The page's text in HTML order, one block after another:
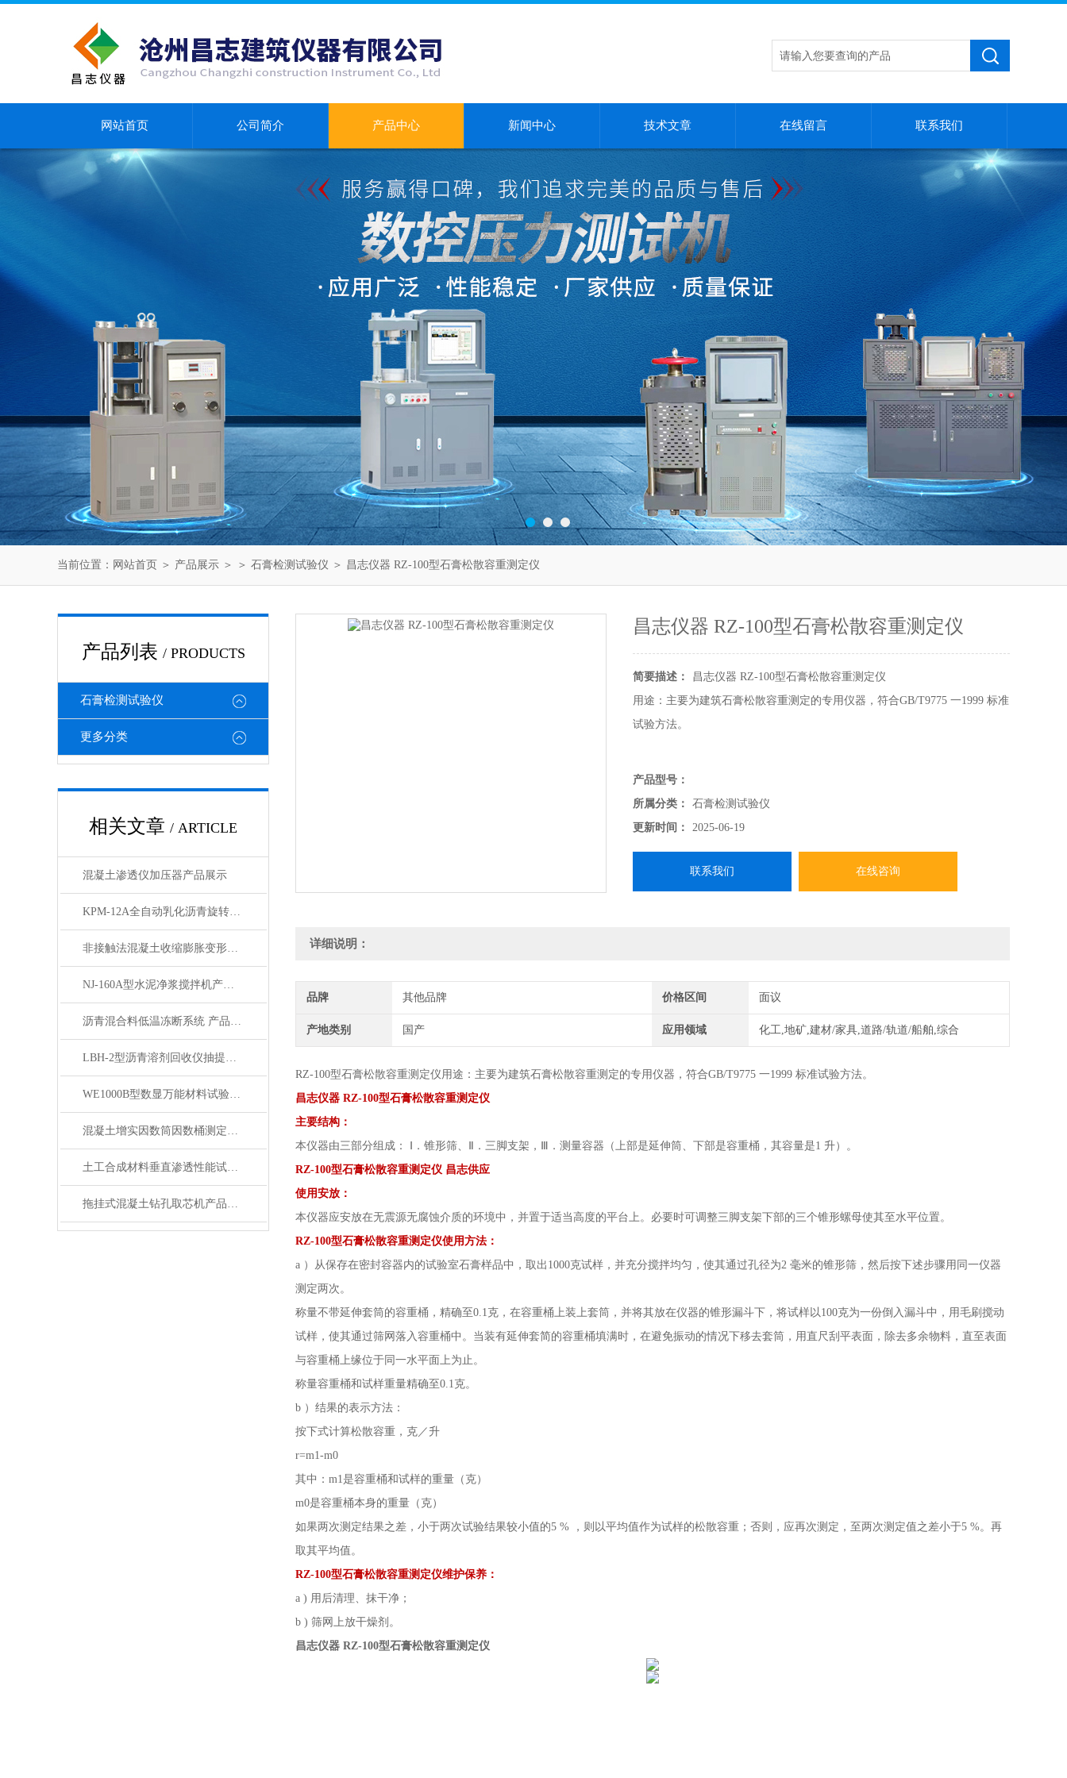
网站首页 公司简介 产品中心 新闻中心 技术文章 在线留言 联系我们
当前位置： 网站首页 ＞ 产品展示 ＞ ＞ 石膏检测试验仪 ＞ 昌志仪器 RZ-100型石膏松散容重测定仪
产品列表 / PRODUCTS
石膏检测试验仪
更多分类
相关文章 / ARTICLE
混凝土渗透仪加压器产品展示
KPM-12A全自动乳化沥青旋转瓶磨耗试验仪展示
非接触法混凝土收缩膨胀变形测定仪产品展示
NJ-160A型水泥净浆搅拌机产品展示
沥青混合料低温冻断系统 产品展示
LBH-2型沥青溶剂回收仪抽提三氯乙烯回收机产品展示
WE1000B型数显万能材料试验机产品展示
混凝土增实因数筒因数桶测定仪产品展示
土工合成材料垂直渗透性能试验仪产品简介
拖挂式混凝土钻孔取芯机产品展示
昌志仪器 RZ-100型石膏松散容重测定仪
简要描述：
昌志仪器 RZ-100型石膏松散容重测定仪
用途：主要为建筑石膏松散容重测定的专用仪器，符合GB/T9775 一1999 标准
试验方法。
RZ-100型石膏松散容重测定仪 昌志供应
主要结构：
本仪器由三部分组成： Ⅰ．锥形筛、Ⅱ．三脚支架，Ⅲ．测量容器（上部是延伸
筒、下部是容重桶，其容量是1 升）
产品型号：
所属分类：
石膏检测试验仪
更新时间：
2025-06-19
联系我们 在线咨询
详细说明：
品牌 其他品牌 价格区间 面议
产地类别 国产 应用领域 化工,地矿,建材/家具,道路/轨道/船舶,综合
RZ-100型石膏松散容重测定仪用途：主要为建筑石膏松散容重测定的专用仪器，符合GB/T9775 一1999 标准试验方法。
昌志仪器 RZ-100型石膏松散容重测定仪
主要结构：
本仪器由三部分组成：
Ⅰ．锥形筛、Ⅱ．三脚支架，Ⅲ．测量容器（上部是延伸筒、下部是容重桶，其容量是1 升）。
RZ-100型石膏松散容重测定仪 昌志供应
使用安放：
本仪器应安放在无震源无腐蚀介质的环境中，并置于适当高度的平台上。必要时可调整三脚支架下部的三个锥形螺母使其至水平位置。
RZ-100型石膏松散容重测定仪使用方法：
a ）从保存在密封容器内的试验室石膏样品中，取出1000克试样，并充分搅拌均匀，使其通过孔径为2 毫米的锥形筛，然后按下述步骤用同一仪器
测定两次。
称量不带延伸套筒的容重桶，精确至0.1克，在容重桶上装上套筒，并将其放在仪器的锥形漏斗下，将试样以100克为一份倒入漏斗中，用毛刷搅动
试样，使其通过筛网落入容重桶中。当装有延伸套简的容重桶填满时，在避免振动的情况下移去套筒，用直尺刮平表面，除去多余物料，直至表面
与容重桶上缘位于同一水平面上为止。
称量容重桶和试样重量精确至0.1克。
b ）结果的表示方法：
按下式计算松散容重，克／升
r=m1-m0
其中： m1是容重桶和试样的重量（克）
m0是容重桶本身的重量（克）
如果两次测定结果之差，小于两次试验结果较小值的5 % ，则以平均值作为试样的松散容重；否则，应再次测定，至两次测定值之差小于5 %。再
取其平均值。
RZ-100型石膏松散容重测定仪维护保养：
a ) 用后清理、抹干净；
b ) 筛网上放干燥剂。
昌志仪器 RZ-100型石膏松散容重测定仪